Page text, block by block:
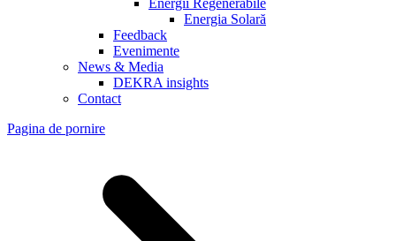
Energii Regenerabile
Energia Solară
Feedback
Evenimente
News & Media
DEKRA insights
Contact
Pagina de pornire